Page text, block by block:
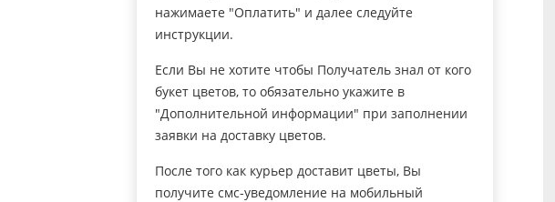
нажимаете "Оплатить" и далее следуйте
инструкции.
Если Вы не хотите чтобы Получатель знал от кого
букет цветов, то обязательно укажите в
"Дополнительной информации" при заполнении
заявки на доставку цветов.
После того как курьер доставит цветы, Вы
получите смс-уведомление на мобильный